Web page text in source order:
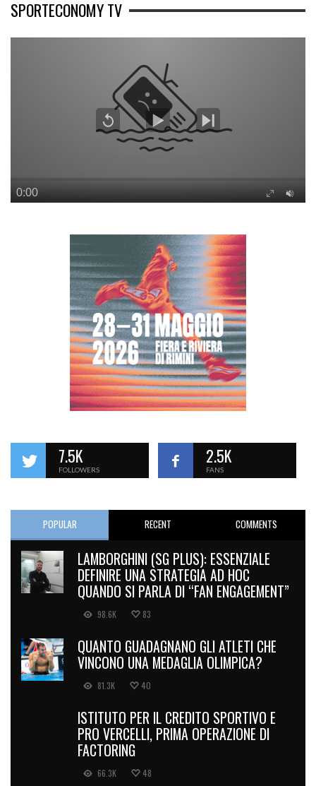
SPORTECONOMY TV
7.5K
FOLLOWERS
2.5K
FANS
POPULAR RECENT COMMENTS
LAMBORGHINI (SG PLUS): ESSENZIALE
DEFINIRE UNA STRATEGIA AD HOC
QUANDO SI PARLA DI “FAN ENGAGEMENT”
98.6K 83
QUANTO GUADAGNANO GLI ATLETI CHE
VINCONO UNA MEDAGLIA OLIMPICA?
81.3K 40
ISTITUTO PER IL CREDITO SPORTIVO E
PRO VERCELLI, PRIMA OPERAZIONE DI
FACTORING
66.3K 48